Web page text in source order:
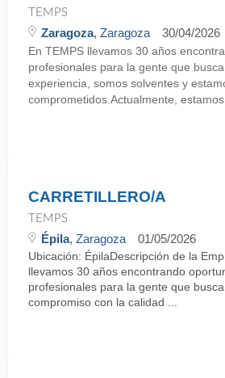
TEMPS
Zaragoza, Zaragoza 30/04/2026
En TEMPS llevamos 30 años
profesionales para la gente que
experiencia, somos solventes y
comprometidos.Actualmente, estamos
CARRETILLERO/A
TEMPS
Épila, Zaragoza 01/05/2026
Ubicación: ÉpilaDescripción de la
llevamos 30 años encontrando
profesionales para la gente que
compromiso con la calidad ...